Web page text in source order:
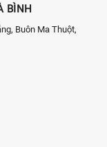
BÌNH
Buôn Ma Thuột,